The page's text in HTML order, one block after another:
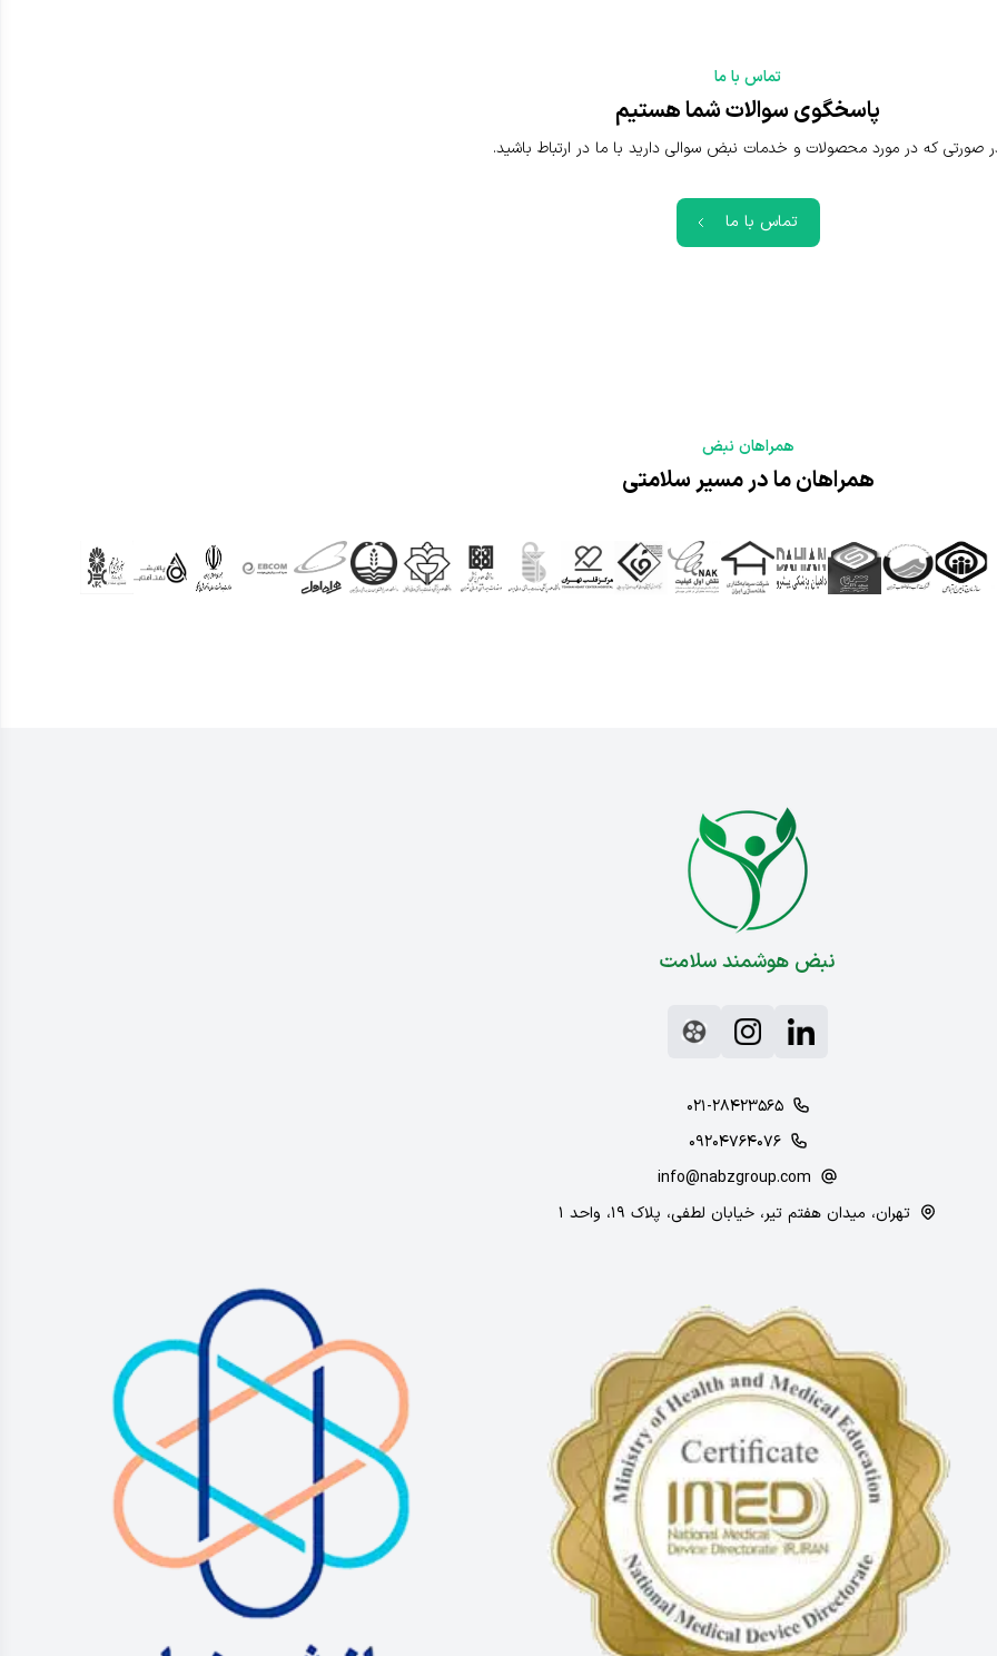
تماس با ما
پاسخگوی سوالات شما هستیم
صورتی که در مورد محصولات و خدمات نبض سوالی دارید با ما در ارتباط باشید.
تماس با ما
همراهان نبض
همراهان ما در مسیر سلامتی
نبض هوشمند سلامت
۰۲۱-۲۸۴۲۳۵۶۵
۰۹۲۰۴۷۶۴۰۷۶
info@nabzgroup.com
تهران، میدان هفتم تیر، خیابان لطفی، پلاک ۱۹، واحد ۱